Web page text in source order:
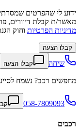
ידוע לי שהפרטים שמסרתי
מאשר/ת קבלת דיוורים,
מדיניות הפרטיות וחוק
קבלו הצעה
שיחה קבלו הצעה
מחפשים רכב? נשמח
058-7809093
רכבים